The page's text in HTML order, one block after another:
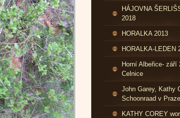
HÁJOVNA
2018
HORALKA 2013
HORALKA-LEDEN
Horní Albeřice- září
Celnice
John Garey, Kathy
Schoonraad v Praze
KATHY COREY